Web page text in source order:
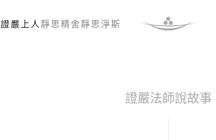
證嚴上人 靜思精舍靜思淨斯
證嚴法師說故事